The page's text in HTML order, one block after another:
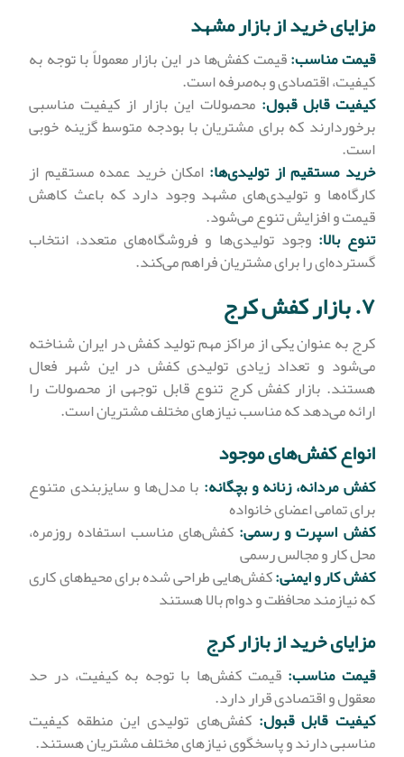
مزایای خرید از بازار مشهد
قیمت مناسب:قیمت کفش‌ها در این بازار معمولاً با توجه به
کیفیت، اقتصادی و به‌صرفه است.
کیفیت قابل قبول: محصولات این بازار از کیفیت مناسبی
برخوردارند که برای مشتریان با بودجه متوسط گزینه خوبی
است.
خرید مستقیم از تولیدی‌ها: امکان خرید عمده مستقیم از
کارگاه‌ها و تولیدی‌های مشهد وجود دارد که باعث کاهش
قیمت و افزایش تنوع می‌شود.
تنوع بالا: وجود تولیدی‌ها و فروشگاه‌های متعدد، انتخاب
گسترده‌ای را برای مشتریان فراهم می‌کند.
۷. بازار کفش کرج
کرج به عنوان یکی از مراکز مهم تولید کفش در ایران شناخته
می‌شود و تعداد زیادی تولیدی کفش در این شهر فعال
هستند. بازار کفش کرج تنوع قابل توجهی از محصولات را
ارائه می‌دهد که مناسب نیازهای مختلف مشتریان است.
انواع کفش‌های موجود
کفش مردانه، زنانه و بچگانه: با مدل‌ها و سایزبندی متنوع
برای تمامی اعضای خانواده
کفش اسپرت و رسمی: کفش‌های مناسب استفاده روزمره،
محل کار و مجالس رسمی
کفش کار و ایمنی:کفش‌هایی طراحی شده برای محیط‌های کاری
که نیازمند محافظت و دوام بالا هستند
مزایای خرید از بازار کرج
قیمت مناسب: قیمت کفش‌ها با توجه به کیفیت، در حد
معقول و اقتصادی قرار دارد.
کیفیت قابل قبول: کفش‌های تولیدی این منطقه کیفیت
مناسبی دارند و پاسخگوی نیازهای مختلف مشتریان هستند.